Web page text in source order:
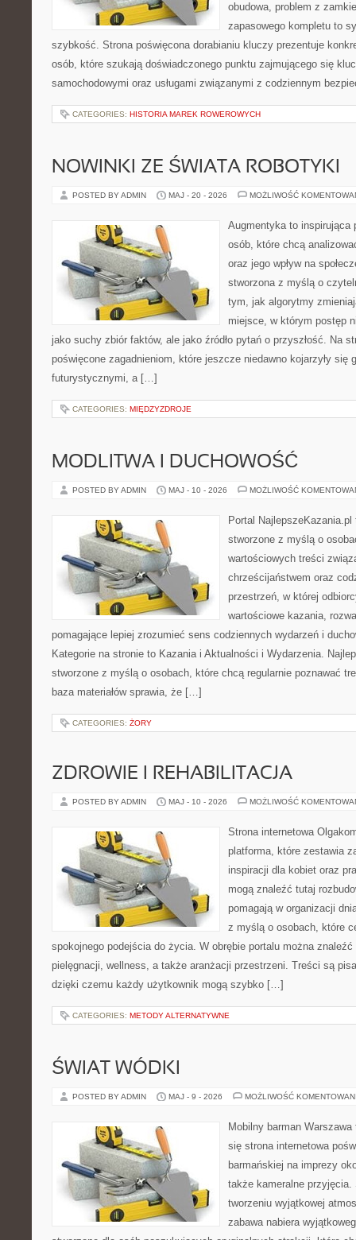
obudowa, problem z
zapasowego kompletu to
szybkość. Strona poświęcona dorabianiu kluczy prezentuje
osób, które szukają doświadczonego punktu zajmującego się
samochodowymi oraz usługami związanymi z codziennym
CATEGORIES: HISTORIA MAREK ROWEROWYCH
NOWINKI ZE ŚWIATA ROBOTYKI
POSTED BY ADMIN MAJ - 20 - 2026 MOŻLIWOŚĆ
Augmentyka to inspirująca
osób, które chcą
oraz jego wpływ na
stworzona z myślą o
tym, jak algorytmy
miejsce, w którym postęp
jako suchy zbiór faktów, ale jako źródło pytań o przyszłość. Na
poświęcone zagadnieniom, które jeszcze niedawno kojarzyły się
futurystycznymi, a […]
CATEGORIES: MIĘDZYZDROJE
MODLITWA I DUCHOWOŚĆ
POSTED BY ADMIN MAJ - 10 - 2026 MOŻLIWOŚĆ
Portal
stworzone z myślą o
wartościowych treści
chrześcijaństwem oraz
przestrzeń, w której
wartościowe kazania,
pomagające lepiej zrozumieć sens codziennych wydarzeń i
Kategorie na stronie to Kazania i Aktualności i Wydarzenia.
stworzone z myślą o osobach, które chcą regularnie poznawać
baza materiałów sprawia, że […]
CATEGORIES: ŻORY
ZDROWIE I REHABILITACJA
POSTED BY ADMIN MAJ - 10 - 2026 MOŻLIWOŚĆ
Strona internetowa
platforma, które zestawia
inspiracji dla kobiet oraz
mogą znaleźć tutaj
pomagają w organizacji
z myślą o osobach, które
spokojnego podejścia do życia. W obrębie portalu można
pielęgnacji, wellness, a także aranżacji przestrzeni. Treści są
dzięki czemu każdy użytkownik mogą szybko […]
CATEGORIES: METODY ALTERNATYWNE
ŚWIAT WÓDKI
POSTED BY ADMIN MAJ - 9 - 2026 MOŻLIWOŚĆ
Mobilny barman
się strona internetowa
barmańskiej na imprezy
także kameralne
tworzeniu wyjątkowej
zabawa nabiera